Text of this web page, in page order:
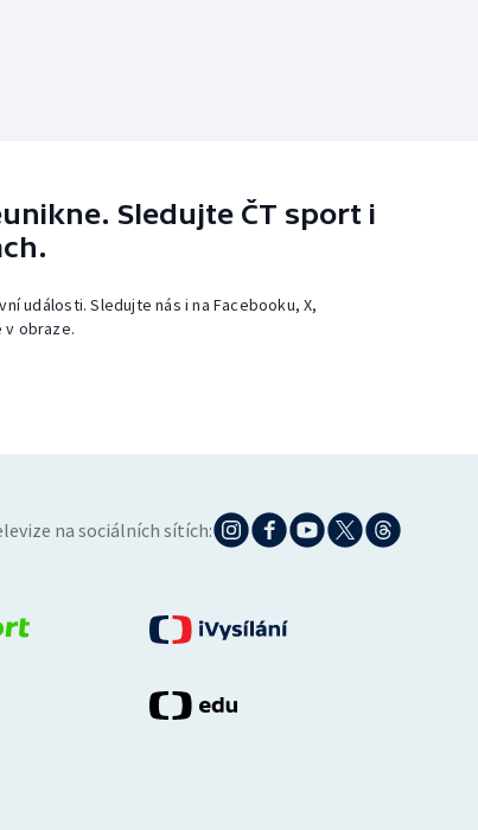
Sledujte ČT sport i
události. Sledujte nás i na Facebooku, X,
v obraze.
na sociálních sítích: